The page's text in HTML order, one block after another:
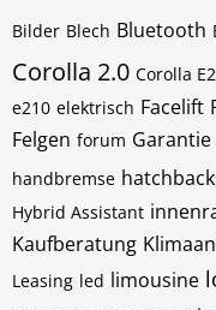
Bilder Blech Bluetooth
Corolla 2.0 Corolla
e210 elektrisch Facelift
Felgen forum Garantie
handbremse hatchback
Hybrid Assistant
Kaufberatung
Leasing led limousine